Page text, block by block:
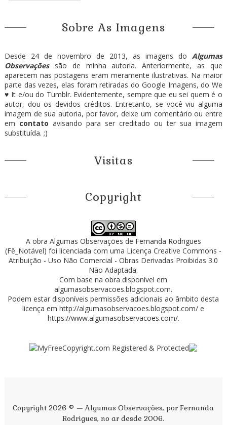
Sobre As Imagens
Desde 24 de novembro de 2013, as imagens doAlgumas
Observaçõessão de minha autoria. Anteriormente, as que
aparecem nas postagens eram meramente ilustrativas. Na maior
parte das vezes, elas foram retiradas do Google Imagens, do We
♥ It e/ou do Tumblr. Evidentemente, sempre que eu sei quem é o
autor, dou os devidos créditos. Entretanto, se você viu alguma
imagem de sua autoria, por favor, deixe um comentário ou entre
em contato avisando para ser creditado ou ter sua imagem
substituída. ;)
Visitas
Copyright
A obra Algumas Observações de Fernanda Rodrigues
(Fê_Notável) foi licenciada com uma LicençaCreative Commons -
Atribuição - Uso Não Comercial - Obras Derivadas Proibidas 3.0
Não Adaptada.
Com base na obra disponível em
algumasobservacoes.blogspot.com.
Podem estar disponíveis permissões adicionais ao âmbito desta
licença emhttp://algumasobservacoes.blogspot.com/ e
https://www.algumasobservacoes.com/.
Copyright 2026 © — Algumas Observações, por Fernanda
Rodrigues, no ar desde 2006.